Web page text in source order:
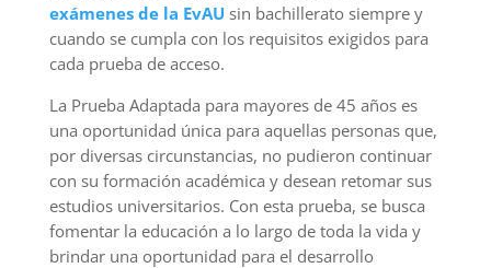
exámenes de la EvAU sin bachillerato siempre y
cuando se cumpla con los requisitos exigidos para
cada prueba de acceso.
La Prueba Adaptada para mayores de 45 años es
una oportunidad única para aquellas personas que,
por diversas circunstancias, no pudieron continuar
con su formación académica y desean retomar sus
estudios universitarios. Con esta prueba, se busca
fomentar la educación a lo largo de toda la vida y
brindar una oportunidad para el desarrollo